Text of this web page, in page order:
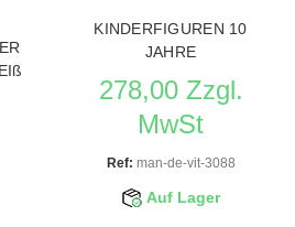
10-11
KINDERFIGUREN 10
JAHRE
278,00 Zzgl.
MwSt
Ref: man-de-vit-3088
Auf Lager